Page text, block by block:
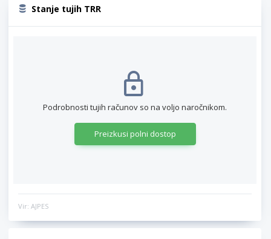
Stanje tujih TRR
Podrobnosti tujih računov so na voljo naročnikom.
Preizkusi polni dostop
Vir: AJPES